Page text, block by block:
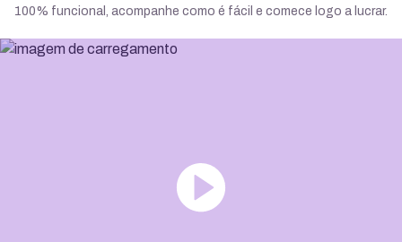
100% funcional, acompanhe como é fácil e comece logo a lucrar.